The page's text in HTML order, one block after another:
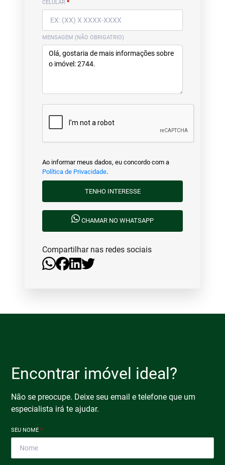
CELULAR *
MENSAGEM (NÃO OBRIGATRIO)
Ao informar meus dados, eu concordo com a
Política de Privacidade.
TENHO INTERESSE
CHAMAR NO WHATSAPP
Compartilhar nas redes sociais
Encontrar imóvel ideal?
Não se preocupe. Deixe seu email e telefone que um
especialista irá te ajudar.
SEU NOME*